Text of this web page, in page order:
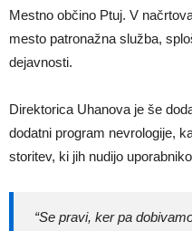
Mestno občino Ptuj. V
mesto patronažna služba,
dejavnosti.
Direktorica Uhanova je še
dodatni program nevrologije,
storitev, ki jih nudijo
“Se pravi, ker pa